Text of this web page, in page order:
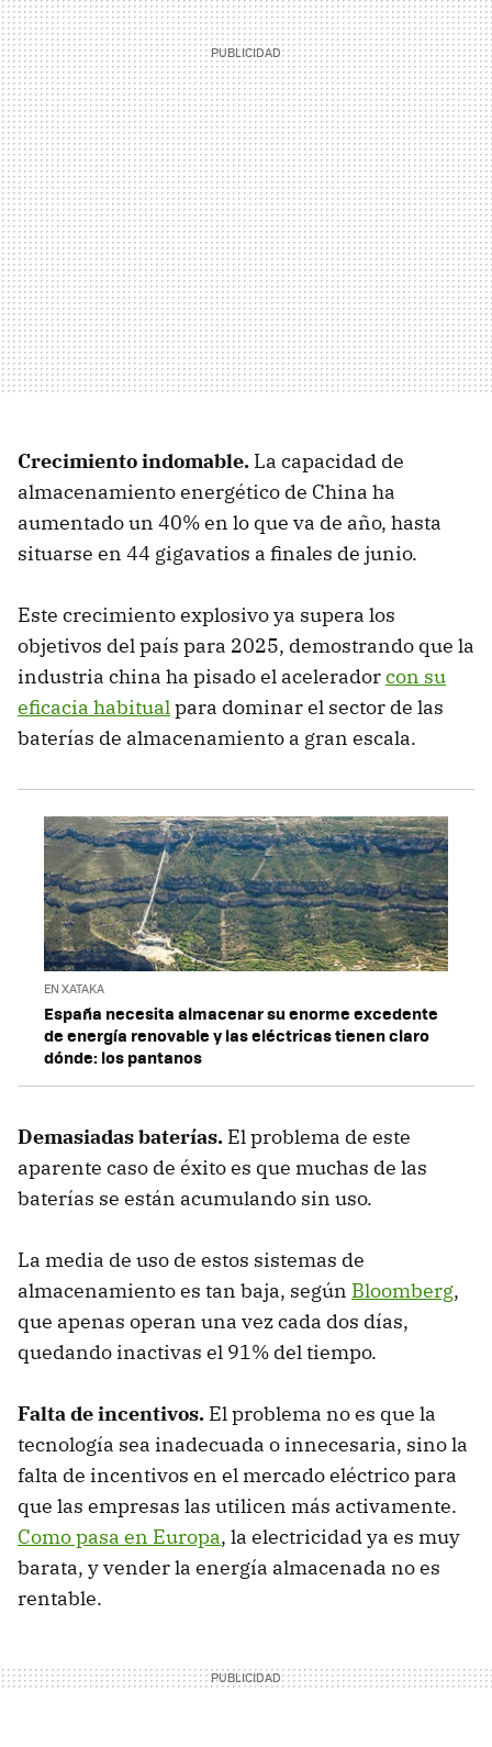
Crecimiento indomable. La capacidad de
almacenamiento energético de China ha
aumentado un 40% en lo que va de año, hasta
situarse en 44 gigavatios a finales de junio.
Este crecimiento explosivo ya supera los
objetivos del país para 2025, demostrando que la
industria china ha pisado el aceleradorcon su
eficacia habitualpara dominar el sector de las
baterías de almacenamiento a gran escala.
EN XATAKA
España necesita almacenar su enorme excedente
de energía renovable y las eléctricas tienen claro
dónde: los pantanos
Demasiadas baterías. El problema de este
aparente caso de éxito es que muchas de las
baterías se están acumulando sin uso.
La media de uso de estos sistemas de
almacenamiento es tan baja, según Bloomberg,
que apenas operan una vez cada dos días,
quedando inactivas el 91% del tiempo.
Falta de incentivos. El problema no es que la
tecnología sea inadecuada o innecesaria, sino la
falta de incentivos en el mercado eléctrico para
que las empresas las utilicen más activamente.
Como pasa en Europa, la electricidad ya es muy
barata, y vender la energía almacenada no es
rentable.